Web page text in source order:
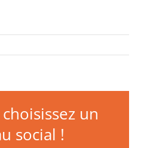
un
social !